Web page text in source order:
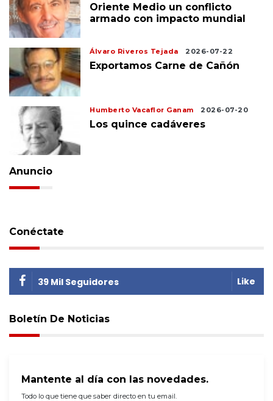
Oriente Medio un conflicto
armado con impacto mundial
Álvaro Riveros Tejada 2026-07-22
Exportamos Carne de Cañón
Humberto Vacaflor Ganam 2026-07-20
Los quince cadáveres
Anuncio
Conéctate
39 Mil Seguidores Like
Boletín De Noticias
Mantente al día con las novedades.
Todo lo que tiene que saber directo en tu email.